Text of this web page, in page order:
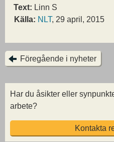
Text: Linn S
Källa: NLT, 29 april, 2015
Föregående i nyheter
Har du åsikter eller
arbete?
Kontakta